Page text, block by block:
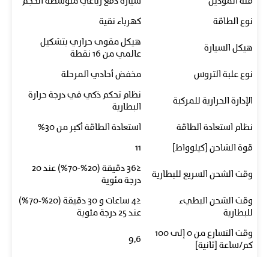
نوع الطاقة كهرباء نقية
هيكل السيارة
هيكل مقوى حراري بتشكيل
عالمي من 16 نقطة
نوع علبة التروس مخفض أحادي المرحلة
الإدارة الحرارية للمركبة
نظام تحكم ذكي في درجة حرارة
البطارية
نظام استعادة الطاقة استعادة الطاقة أكبر من 30%
قوة الشاحن [كيلوواط] 11
وقت الشحن السريع للبطارية
≤36 دقيقة (20%-70%) عند 20
درجة مئوية
وقت الشحن البطيء
للبطارية
≤4 ساعات و 30 دقيقة (20%-70%)
عند 25 درجة مئوية
وقت التسارع من 0 إلى 100
كم/ساعة [ثانية]
9,6